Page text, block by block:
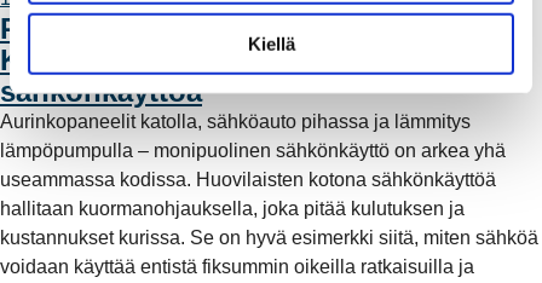
n
t
a
Kiellä
REO x koti Huovilainen:
Kuormanohjauksella fiksumpaa
sähkönkäyttöä
Aurinkopaneelit katolla, sähköauto pihassa ja lämmitys
lämpöpumpulla – monipuolinen sähkönkäyttö on arkea yhä
useammassa kodissa. Huovilaisten kotona sähkönkäyttöä
hallitaan kuormanohjauksella, joka pitää kulutuksen ja
kustannukset kurissa. Se on hyvä esimerkki siitä, miten sähköä
voidaan käyttää entistä fiksummin oikeilla ratkaisuilla ja